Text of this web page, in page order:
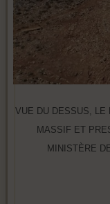
VUE DU DESSUS, LE
MASSIF ET
MINISTÈRE